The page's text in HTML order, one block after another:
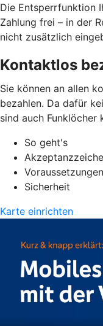
Die Entsperrfunktion
Zahlung frei – in der
nicht zusätzlich
Kontaktlos
Sie können an allen
bezahlen. Da dafür
sind auch Funklöcher
So geht's
Voraussetzungen
Sicherheit
Karte einrichten